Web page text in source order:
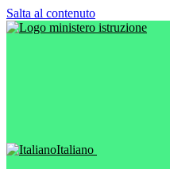
Salta al contenuto
Italiano